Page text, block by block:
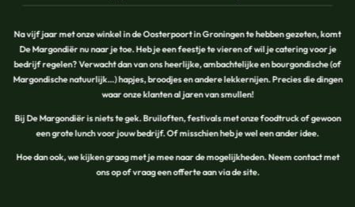
Na vijf jaar met onze winkel in de Oosterpoort in Groningen te hebben gezeten, komt
De Margondiër nu naar je toe. Heb je een feestje te vieren of wil je catering voor je
bedrijf regelen? Verwacht dan van ons heerlijke, ambachtelijke en bourgondische (of
Margondische natuurlijk…) hapjes, broodjes en andere lekkernijen. Precies die dingen
waar onze klanten al jaren van smullen!
Bij De Margondiër is niets te gek. Bruiloften, festivals met onze foodtruck of gewoon
een grote lunch voor jouw bedrijf. Of misschien heb je wel een ander idee.
Hoe dan ook, we kijken graag met je mee naar de mogelijkheden. Neem contact met
ons op of vraag een offerte aan via de site.